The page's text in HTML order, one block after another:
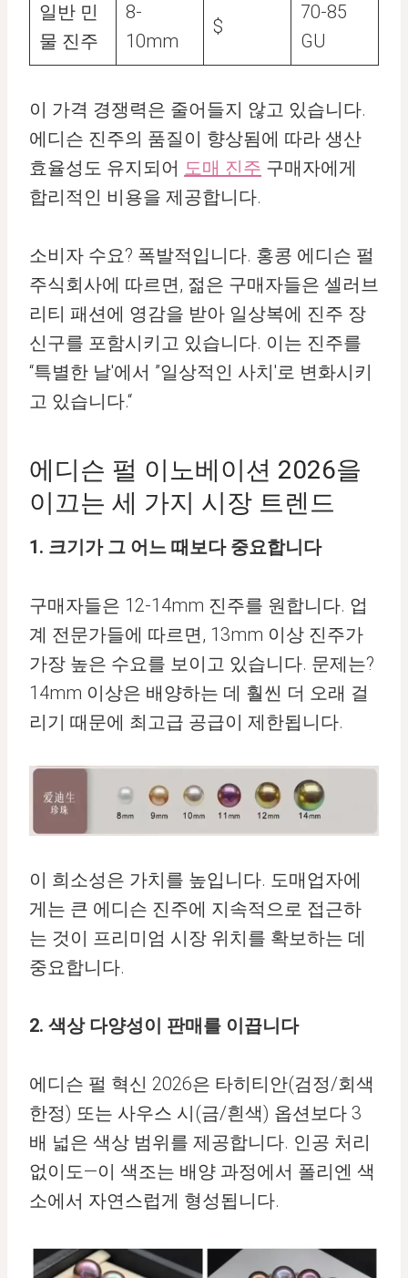
일반 민
물 진주
8-
10mm
$
70-85
GU
이 가격 경쟁력은 줄어들지 않고 있습니다.
에디슨 진주의 품질이 향상됨에 따라 생산
효율성도 유지되어 도매 진주 구매자에게
합리적인 비용을 제공합니다.
소비자 수요? 폭발적입니다. 홍콩 에디슨 펄
주식회사에 따르면, 젊은 구매자들은 셀러브
리티 패션에 영감을 받아 일상복에 진주 장
신구를 포함시키고 있습니다. 이는 진주를
“특별한 날'에서 ”일상적인 사치'로 변화시키
고 있습니다.“
에디슨 펄 이노베이션 2026을
이끄는 세 가지 시장 트렌드
1. 크기가 그 어느 때보다 중요합니다
구매자들은 12-14mm 진주를 원합니다. 업
계 전문가들에 따르면, 13mm 이상 진주가
가장 높은 수요를 보이고 있습니다. 문제는?
14mm 이상은 배양하는 데 훨씬 더 오래 걸
리기 때문에 최고급 공급이 제한됩니다.
이 희소성은 가치를 높입니다. 도매업자에
게는 큰 에디슨 진주에 지속적으로 접근하
는 것이 프리미엄 시장 위치를 확보하는 데
중요합니다.
2. 색상 다양성이 판매를 이끕니다
에디슨 펄 혁신 2026은 타히티안(검정/회색
한정) 또는 사우스 시(금/흰색) 옵션보다 3
배 넓은 색상 범위를 제공합니다. 인공 처리
없이도—이 색조는 배양 과정에서 폴리엔 색
소에서 자연스럽게 형성됩니다.